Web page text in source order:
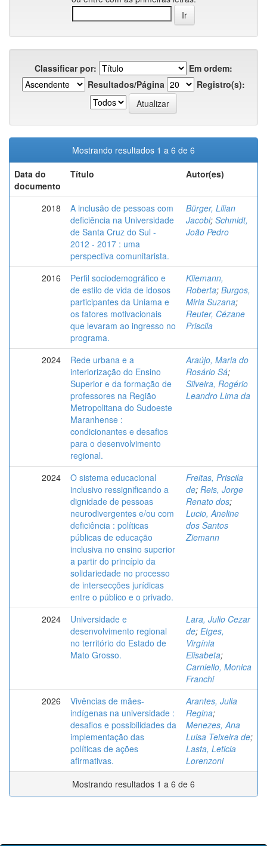
Classificar por:
Em ordem:
Resultados/Página
Registro(s):
Mostrando resultados 1 a 6 de 6
Data do
documento
Título Autor(es)
2018
A inclusão de pessoas com
deficiência na Universidade
de Santa Cruz do Sul -
2012 - 2017 : uma
perspectiva comunitarista.
Bürger, Lilian
Jacobi; Schmidt,
João Pedro
2016
Perfil sociodemográfico e
de estilo de vida de idosos
participantes da Uniama e
os fatores motivacionais
que levaram ao ingresso no
programa.
Kliemann,
Roberta; Burgos,
Miria Suzana;
Reuter, Cézane
Priscila
2024
Rede urbana e a
interiorização do Ensino
Superior e da formação de
professores na Região
Metropolitana do Sudoeste
Maranhense :
condicionantes e desafios
para o desenvolvimento
regional.
Araújo, Maria do
Rosário Sá;
Silveira, Rogério
Leandro Lima da
2024
O sistema educacional
inclusivo ressignificando a
dignidade de pessoas
neurodivergentes e/ou com
deficiência : políticas
públicas de educação
inclusiva no ensino superior
a partir do princípio da
solidariedade no processo
de intersecções jurídicas
entre o público e o privado.
Freitas, Priscila
de; Reis, Jorge
Renato dos;
Lucio, Aneline
dos Santos
Ziemann
2024
Universidade e
desenvolvimento regional
no território do Estado de
Mato Grosso.
Lara, Julio Cezar
de; Etges,
Virgínia
Elisabeta;
Carniello, Monica
Franchi
2026
Vivências de mães-
indígenas na universidade :
desafios e possibilidades da
implementação das
políticas de ações
afirmativas.
Arantes, Julia
Regina;
Menezes, Ana
Luisa Teixeira de;
Lasta, Leticia
Lorenzoni
Mostrando resultados 1 a 6 de 6